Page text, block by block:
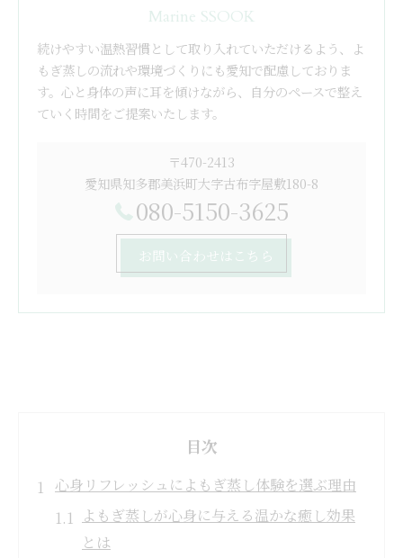
Marine SSOOK
続けやすい温熱習慣として取り入れていただけるよう、よ
もぎ蒸しの流れや環境づくりにも愛知で配慮しておりま
す。心と身体の声に耳を傾けながら、自分のペースで整え
ていく時間をご提案いたします。
〒470-2413
愛知県知多郡美浜町大字古布字屋敷180-8
080-5150-3625
お問い合わせはこちら
目次
心身リフレッシュによもぎ蒸し体験を選ぶ理由
よもぎ蒸しが心身に与える温かな癒し効果
とは